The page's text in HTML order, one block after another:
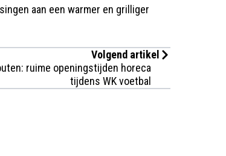
aan een warmer en grilliger
Volgend artikel
ruime openingstijden horeca
tijdens WK voetbal